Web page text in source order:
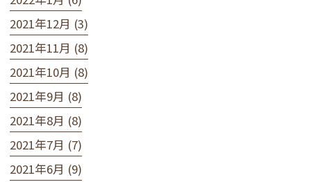
2021年12月 (3)
2021年11月 (8)
2021年10月 (8)
2021年9月 (8)
2021年8月 (8)
2021年7月 (7)
2021年6月 (9)